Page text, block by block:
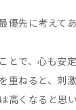
優先に考えて
とで、心も安定
重ねると、刺
高くなると思い